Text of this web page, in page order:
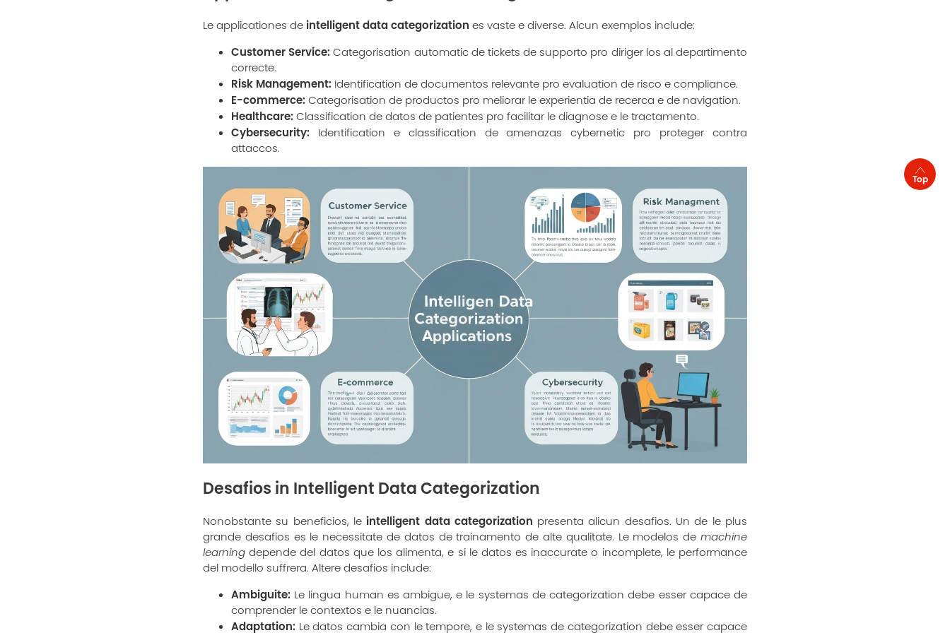
Le applicationes deintelligent data categorization es vaste e diverse. Alcun exemplos include:
Customer Service:Categorisation automatic de tickets de supporto pro diriger los al departimento
correcte.
Risk Management: Identification de documentos relevante pro evaluation de risco e compliance.
E-commerce:Categorisation de productos pro meliorar le experientia de recerca e de navigation.
Healthcare:Classification de datos de patientes pro facilitar le diagnose e le tractamento.
Cybersecurity: Identification e classification de amenazas cybernetic pro proteger contra
attaccos.
Desafios in Intelligent Data Categorization
Nonobstante su beneficios, leintelligent data categorization presenta alicun desafios. Un de le plus
grande desafios es le necessitate de datos de trainamento de alte qualitate. Le modelos de machine
learning depende del datos que los alimenta, e si le datos es inaccurate o incomplete, le performance
del modello suffrera. Altere desafios include:
Ambiguite: Le lingua human es ambigue, e le systemas de categorization debe esser capace de
comprender le contextos e le nuancias.
Adaptation: Le datos cambia con le tempore, e le systemas de categorization debe esser capace
Top